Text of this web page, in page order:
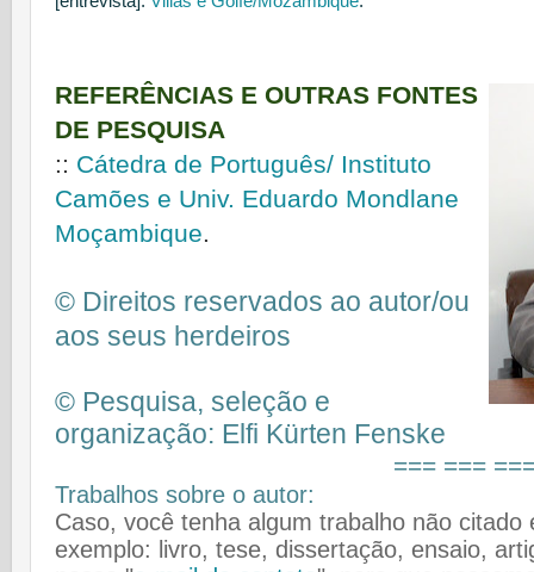
REFERÊNCIAS E OUTRAS FONTES
DE PESQUISA
:: Cátedra de Português/ Instituto
Camões e Univ. Eduardo Mondlane
Moçambique.
© Direitos reservados ao autor/ou
aos seus herdeiros
© Pesquisa, seleção e
organização: Elfi Kürten Fenske
=== ===
Trabalhos sobre o autor:
Caso, você tenha algum trabalho não
exemplo: livro, tese, dissertação, ensaio,